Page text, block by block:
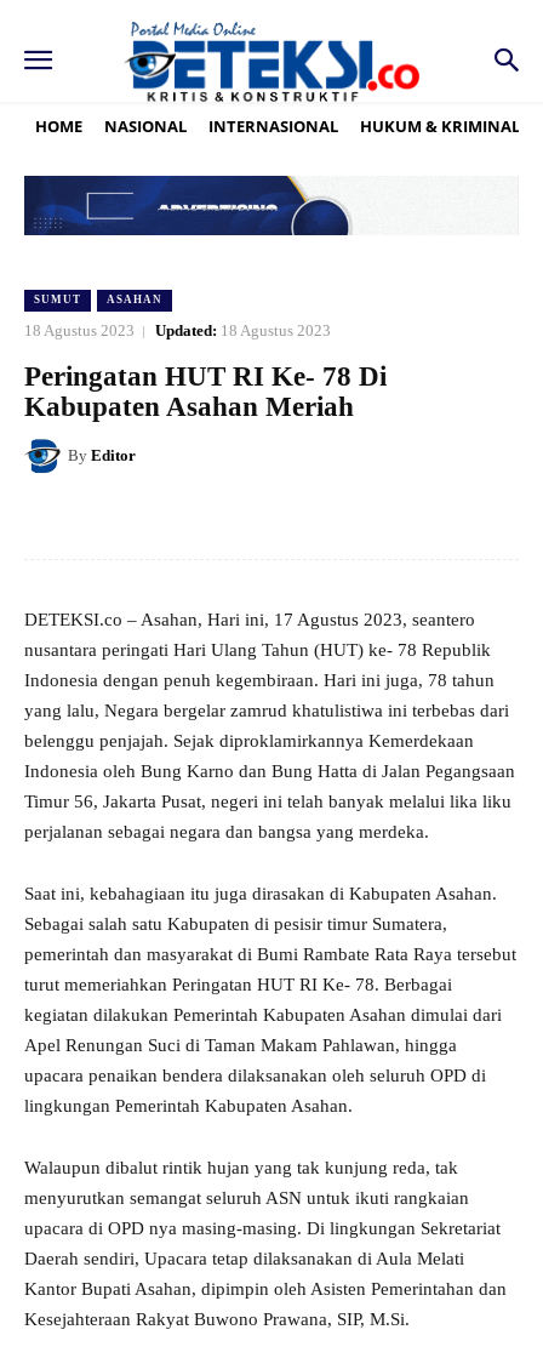
HOME NASIONAL INTERNASIONAL HUKUM & KRIMINAL
SUMUT ASAHAN
18 Agustus 2023 Updated: 18 Agustus 2023
Peringatan HUT RI Ke- 78 Di
Kabupaten Asahan Meriah
By Editor
DETEKSI.co – Asahan, Hari ini, 17 Agustus 2023, seantero
nusantara peringati Hari Ulang Tahun (HUT) ke- 78 Republik
Indonesia dengan penuh kegembiraan. Hari ini juga, 78 tahun
yang lalu, Negara bergelar zamrud khatulistiwa ini terbebas dari
belenggu penjajah. Sejak diproklamirkannya Kemerdekaan
Indonesia oleh Bung Karno dan Bung Hatta di Jalan Pegangsaan
Timur 56, Jakarta Pusat, negeri ini telah banyak melalui lika liku
perjalanan sebagai negara dan bangsa yang merdeka.
Saat ini, kebahagiaan itu juga dirasakan di Kabupaten Asahan.
Sebagai salah satu Kabupaten di pesisir timur Sumatera,
pemerintah dan masyarakat di Bumi Rambate Rata Raya tersebut
turut memeriahkan Peringatan HUT RI Ke- 78. Berbagai
kegiatan dilakukan Pemerintah Kabupaten Asahan dimulai dari
Apel Renungan Suci di Taman Makam Pahlawan, hingga
upacara penaikan bendera dilaksanakan oleh seluruh OPD di
lingkungan Pemerintah Kabupaten Asahan.
Walaupun dibalut rintik hujan yang tak kunjung reda, tak
menyurutkan semangat seluruh ASN untuk ikuti rangkaian
upacara di OPD nya masing-masing. Di lingkungan Sekretariat
Daerah sendiri, Upacara tetap dilaksanakan di Aula Melati
Kantor Bupati Asahan, dipimpin oleh Asisten Pemerintahan dan
Kesejahteraan Rakyat Buwono Prawana, SIP, M.Si.